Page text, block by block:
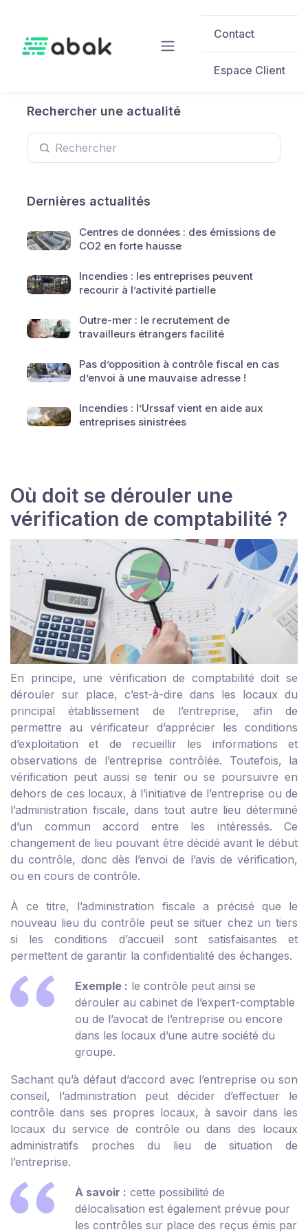
Contact
Espace Client
Rechercher une actualité
Dernières actualités
Centres de données : des émissions de
CO2 en forte hausse
Incendies : les entreprises peuvent
recourir à l’activité partielle
Outre-mer : le recrutement de
travailleurs étrangers facilité
Pas d’opposition à contrôle fiscal en cas
d’envoi à une mauvaise adresse !
Incendies : l’Urssaf vient en aide aux
entreprises sinistrées
Où doit se dérouler une
vérification de comptabilité ?
En principe, une vérification de comptabilité doit se
dérouler sur place, c’est-à-dire dans les locaux du
principal établissement de l’entreprise, afin de
permettre au vérificateur d’apprécier les conditions
d’exploitation et de recueillir les informations et
observations de l’entreprise contrôlée. Toutefois, la
vérification peut aussi se tenir ou se poursuivre en
dehors de ces locaux, à l’initiative de l’entreprise ou de
l’administration fiscale, dans tout autre lieu déterminé
d’un commun accord entre les intéressés. Ce
changement de lieu pouvant être décidé avant le début
du contrôle, donc dès l’envoi de l’avis de vérification,
ou en cours de contrôle.
À ce titre, l’administration fiscale a précisé que le
nouveau lieu du contrôle peut se situer chez un tiers
si les conditions d’accueil sont satisfaisantes et
permettent de garantir la confidentialité des échanges.
Exemple : le contrôle peut ainsi se
dérouler au cabinet de l’expert-comptable
ou de l’avocat de l’entreprise ou encore
dans les locaux d’une autre société du
groupe.
Sachant qu’à défaut d’accord avec l’entreprise ou son
conseil, l’administration peut décider d’effectuer le
contrôle dans ses propres locaux, à savoir dans les
locaux du service de contrôle ou dans des locaux
administratifs proches du lieu de situation de
l’entreprise.
À savoir : cette possibilité de
délocalisation est également prévue pour
les contrôles sur place des reçus émis par